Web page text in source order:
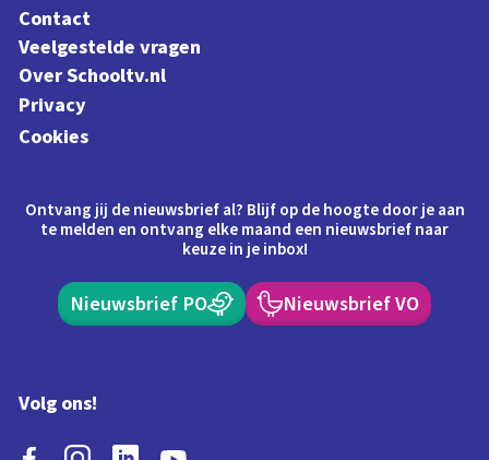
Contact
Veelgestelde vragen
Over Schooltv.nl
Privacy
Cookies
Ontvang jij de nieuwsbrief al? Blijf op de hoogte door je aan
te melden en ontvang elke maand een nieuwsbrief naar
keuze in je inbox!
Nieuwsbrief PO Nieuwsbrief VO
Volg ons!